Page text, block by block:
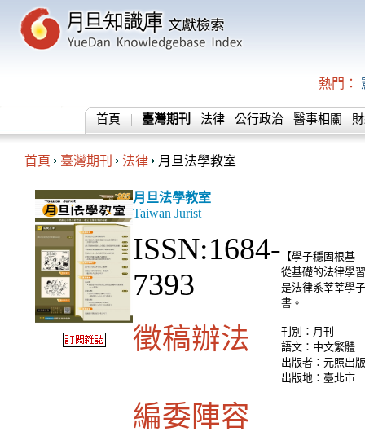
熱門：
首頁 臺灣期刊 法律 公行政治 醫事相關
首頁 臺灣期刊 法律 月旦法學教室
月旦法學教室
Taiwan Jurist
ISSN:1684-
7393
徵稿辦法
編委陣容
【學子穩固根
從基礎的法律學
是法律系莘莘學
書。
刊別：月刊
語文：中文繁體
出版者：元照出
出版地：臺北市